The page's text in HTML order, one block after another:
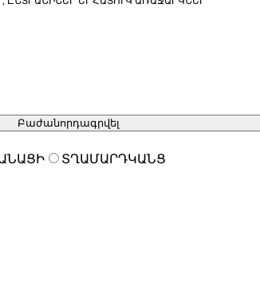
Բաժանորդագրվել
ՏՂԱՄԱՐԴԿԱՆՑ